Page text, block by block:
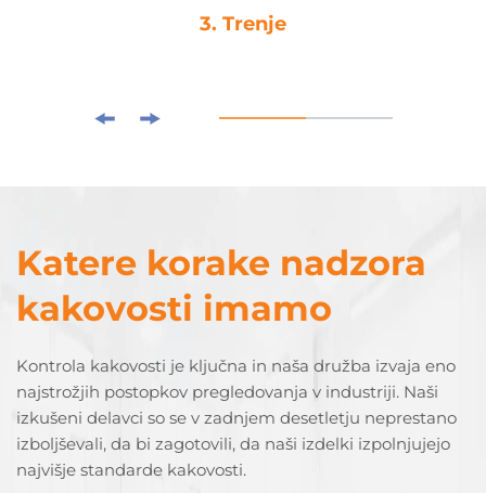
4. Kapljasto lepljenje
Katere korake nadzora
kakovosti imamo
Kontrola kakovosti je ključna in naša družba izvaja eno
najstrožjih postopkov pregledovanja v industriji. Naši
izkušeni delavci so se v zadnjem desetletju neprestano
izboljševali, da bi zagotovili, da naši izdelki izpolnjujejo
najvišje standarde kakovosti.